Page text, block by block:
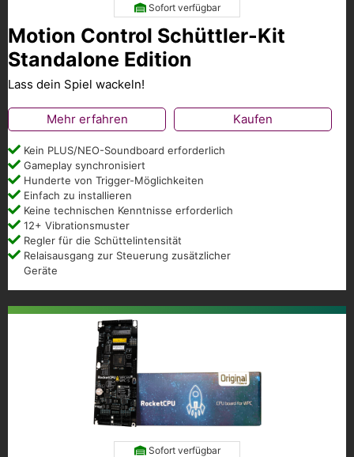
Sofort verfügbar
Motion Control Schüttler-Kit
Standalone Edition
Lass dein Spiel wackeln!
Mehr erfahren Kaufen
Kein PLUS/NEO-Soundboard erforderlich
Gameplay synchronisiert
Hunderte von Trigger-Möglichkeiten
Einfach zu installieren
Keine technischen Kenntnisse erforderlich
12+ Vibrationsmuster
Regler für die Schüttelintensität
Relaisausgang zur Steuerung zusätzlicher
Geräte
Sofort verfügbar